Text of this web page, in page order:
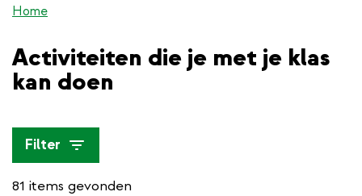
gaan
Home
Activiteiten die je met je klas
kan doen
Filter
81 items gevonden